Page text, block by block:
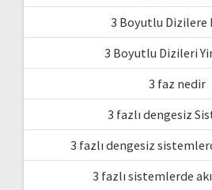
3 Boyutlu Dizilere
3 Boyutlu Dizileri
3 faz nedir
3 fazlı dengesiz
3 fazlı dengesiz
3 fazlı sistemlerde